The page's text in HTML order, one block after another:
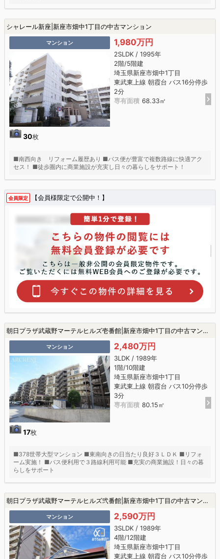
シャレール新座|新座市畑中1丁目の中古マンション
マンション
30枚
1,980万円
2SLDK / 1995年
2階/5階建
埼玉県新座市畑中1丁目
東武東上線 朝霞台 バス16分停歩
2分
専有面積 68.33㎡
■南西向き リフォーム履歴あり ■バス便が豊富で複数路線に快適アク
セス！ ■徒歩圏内に商業施設が充実し日々の暮らしをサポート！
会員限定 【会員様限定で公開中！】
朝日プラザ武蔵野マーテルヒルズ壱番館|新座市畑中1丁目の中古マンション
マンション
17枚
2,480万円
3LDK / 1989年
1階/10階建
埼玉県新座市畑中1丁目
東武東上線 朝霞台 バス10分停歩
3分
専有面積 80.15㎡
■378世帯大型マンション ■東南向きの日当たり良好３ＬＤＫ ■リフォ
ーム実施！ ■バス便利用で３路線利用可能 ■充実の商業施設！日々の暮
らしをサポート
朝日プラザ武蔵野マーテルヒルズ弐番館|新座市畑中1丁目の中古マンション
マンション 2,590万円
3SLDK / 1989年
4階/12階建
埼玉県新座市畑中1丁目
東武東上線 朝霞台 バス10分停歩